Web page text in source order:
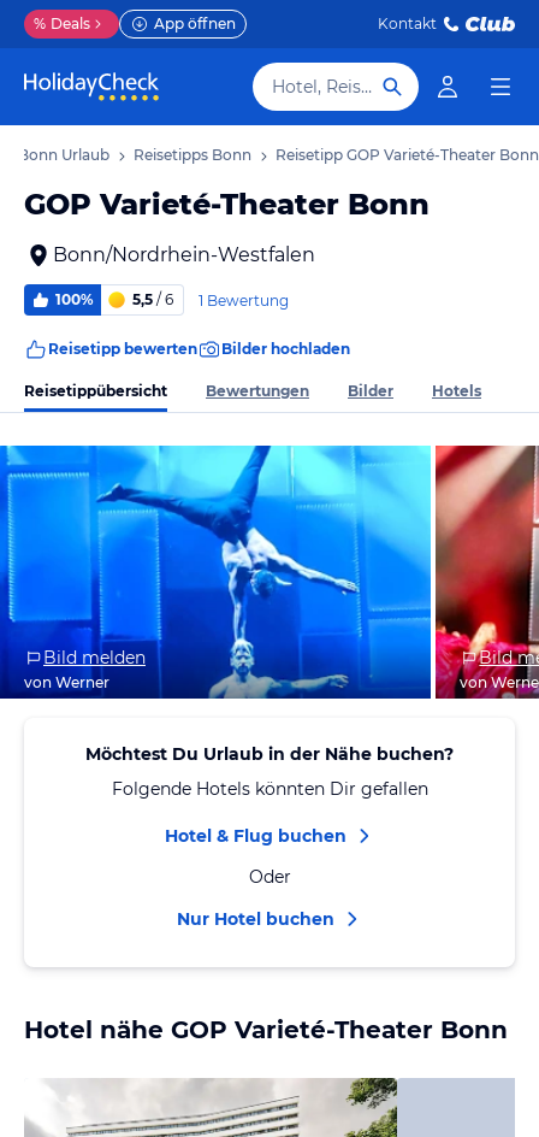
% Deals App öffnen Kontakt
Hotel, Reiseziel
Bonn Urlaub Reisetipps Bonn Reisetipp GOP Varieté-Theater Bonn
GOP Varieté-Theater Bonn
Bonn/Nordrhein-Westfalen
100% 5,5 / 6 1 Bewertung
Reisetipp bewerten Bilder hochladen
Reisetippübersicht Bewertungen Bilder Hotels
Bild melden
von Werner
Bild
von
Möchtest Du Urlaub in der Nähe buchen?
Folgende Hotels könnten Dir gefallen
Hotel & Flug buchen
Oder
Nur Hotel buchen
Hotel nähe GOP Varieté-Theater Bonn